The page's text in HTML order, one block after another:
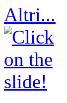
Altri...